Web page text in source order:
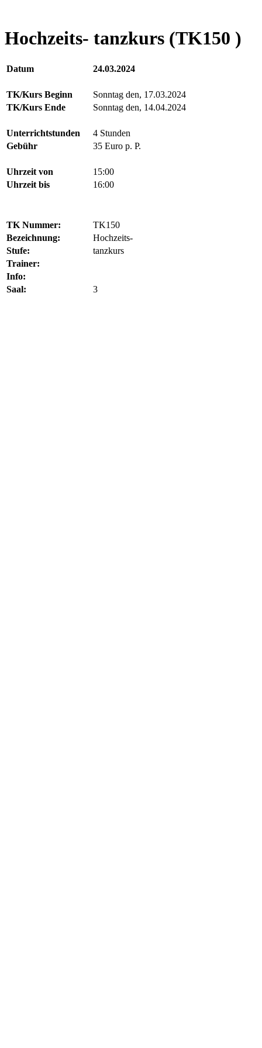
Hochzeits- tanzkurs (TK150 )
Datum 24.03.2024
TK/Kurs Beginn
Sonntag den, 17.03.2024
TK/Kurs Ende
Sonntag den, 14.04.2024
Unterrichtstunden
4 Stunden
Gebühr
35 Euro p. P.
Uhrzeit von
15:00
Uhrzeit bis
16:00
TK Nummer:
TK150
Bezeichnung:
Hochzeits-
Stufe:
tanzkurs
Trainer:
Info:
Saal:
3